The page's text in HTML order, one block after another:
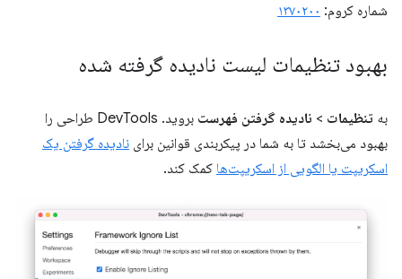
شماره کروم: ۱۳۷۰۲۰۰
بهبود تنظیمات لیست نادیده گرفته شده
به تنظیمات > نادیده گرفتن فهرست
بروید. DevTools طراحی را
بهبود می‌بخشد تا به شما در پیکربندی قوانین برای نادیده گرفتن یک
اسکریپت یا الگویی از اسکریپت‌ها کمک کند.